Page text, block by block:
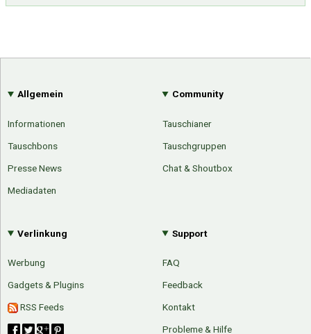
Allgemein
Informationen
Tauschbons
Presse News
Mediadaten
Community
Tauschianer
Tauschgruppen
Chat & Shoutbox
Verlinkung
Werbung
Gadgets & Plugins
RSS Feeds
Support
FAQ
Feedback
Kontakt
Probleme & Hilfe